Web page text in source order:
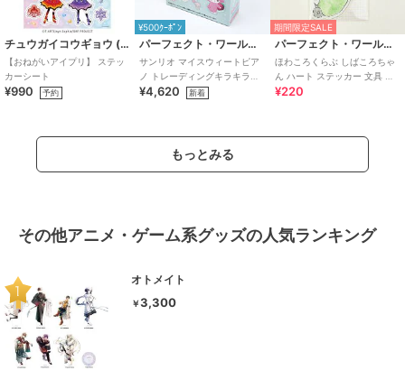
チュウガイコウギョウ (Chugai Mining)
【おねがいアイプリ】 ステッ
カーシート
¥990 予約
¥500ｸｰﾎﾟﾝ
パーフェクト・ワールド・トーキョー
サンリオ マイスウィートピア
ノ トレーディングキラキラス
テッカー 全12種 コンプリート
¥4,620 新着
期間限定SALE
パーフェクト・ワールド・トーキョー
ほわころくらぶ しばころちゃ
ん ハート ステッカー 文具 シ
ール
¥220
もっとみる
その他アニメ・ゲーム系グッズの人気ランキング
オトメイト
￥3,300